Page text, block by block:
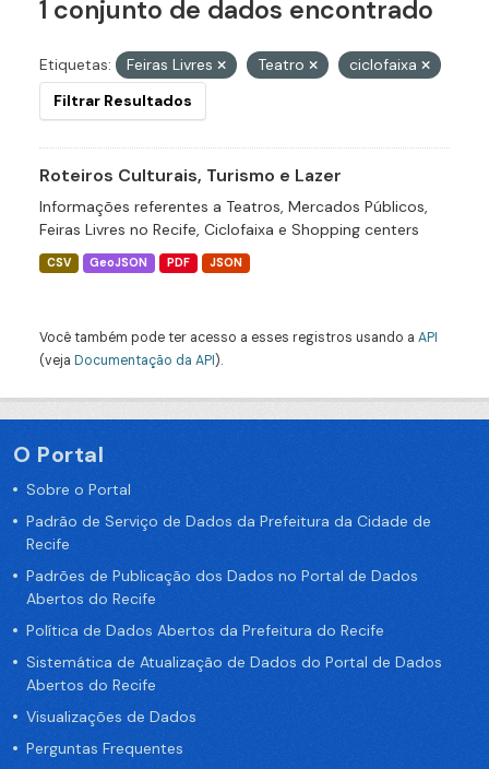
1 conjunto de dados encontrado
Etiquetas: Feiras Livres Teatro
ciclofaixa
Filtrar Resultados
Roteiros Culturais, Turismo e Lazer
Informações referentes a Teatros, Mercados Públicos,
Feiras Livres no Recife, Ciclofaixa e Shopping centers
CSV GeoJSON PDF JSON
Você também pode ter acesso a esses registros usando a API
(veja Documentação da API).
O Portal
Sobre o Portal
Padrão de Serviço de Dados da Prefeitura da Cidade de
Recife
Padrões de Publicação dos Dados no Portal de Dados
Abertos do Recife
Política de Dados Abertos da Prefeitura do Recife
Sistemática de Atualização de Dados do Portal de Dados
Abertos do Recife
Visualizações de Dados
Perguntas Frequentes